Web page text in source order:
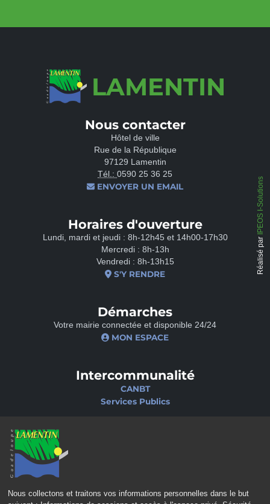
Nous collectons et traitons vos informations personnelles dans le but
LAMENTIN
Nous contacter
Hôtel de ville
Rue de la République
97129 Lamentin
Tél.: 0590 25 36 25
ENVOYER UN EMAIL
Horaires d'ouverture
Lundi, mardi et jeudi : 8h-12h45 et 14h00-17h30
Mercredi : 8h-13h
Vendredi : 8h-13h15
S'Y RENDRE
Démarches
Votre mairie connectée et disponible 24/24
MON ESPACE
Intercommunalité
CANBT
Services Publics
Ciné-Théâtre
Réalisé par
IPEOS I-Solutions